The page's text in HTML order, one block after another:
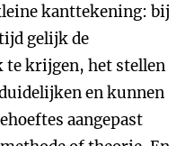
kanttekening: bij
gelijk de
te krijgen, het stellen
en kunnen
aangepast